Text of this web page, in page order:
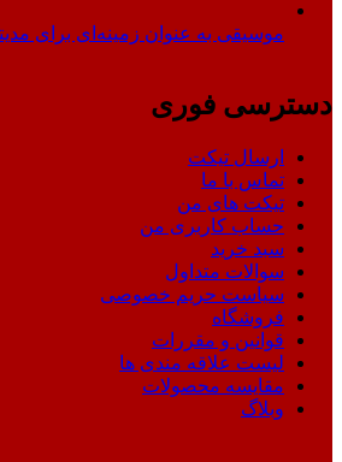
موسیقی به عنوان زمینه‌ای برای
دسترسی فوری
ارسال تیکت
تماس با ما
تیکت های من
حساب کاربری من
سبد خرید
سوالات متداول
سیاست حریم خصوصی
فروشگاه
قوانین و مقررات
لیست علاقه مندی ها
مقایسه محصولات
وبلاگ